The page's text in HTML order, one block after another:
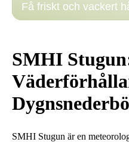
Få friskt och vackert
SMHI
SMHI Stugun är en